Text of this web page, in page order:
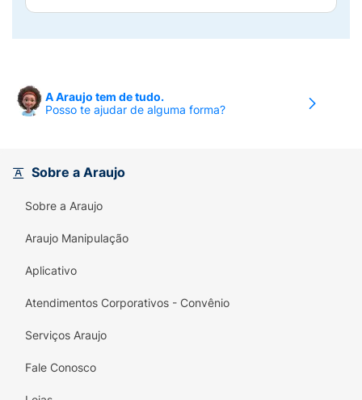
A Araujo tem de tudo.
Posso te ajudar de alguma forma?
Sobre a Araujo
Sobre a Araujo
Araujo Manipulação
Aplicativo
Atendimentos Corporativos - Convênio
Serviços Araujo
Fale Conosco